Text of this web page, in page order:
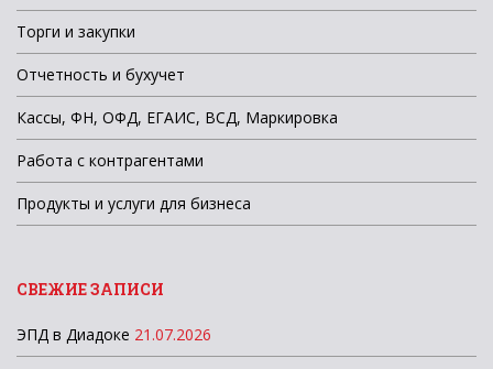
Торги и закупки
Отчетность и бухучет
Кассы, ФН, ОФД, ЕГАИС, ВСД, Маркировка
Работа с контрагентами
Продукты и услуги для бизнеса
СВЕЖИЕ ЗАПИСИ
ЭПД в Диадоке 21.07.2026